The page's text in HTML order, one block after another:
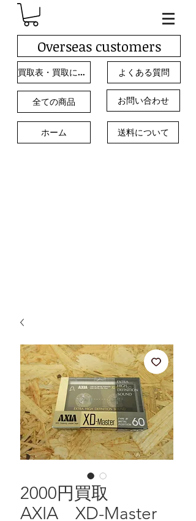
Overseas customers
買取表・買取について
全ての商品
ホーム
よくある質問
お問い合わせ
送料について
2000円買取
AXIA XD-Master